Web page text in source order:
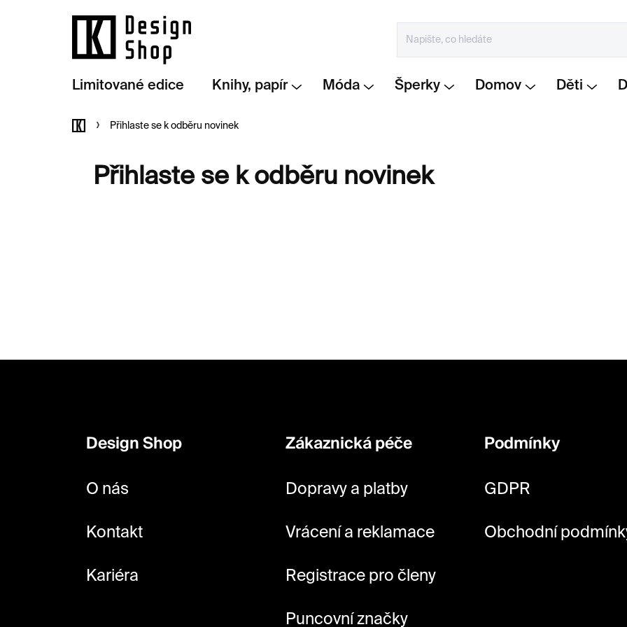
Limitované edice Knihy, papír Móda Šperky Domov Děti
DomůPřihlaste se k odběru novinek
Přihlaste se k odběru novinek
Design Shop
O nás
Kontakt
Kariéra
Zákaznická péče
Dopravy a platby
Vrácení a reklamace
Registrace pro členy
Puncovní značky
Podmínky
GDPR
Obchodní